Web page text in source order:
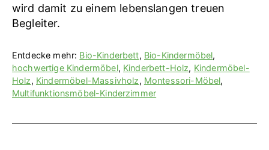
wird damit zu einem lebenslangen treuen
Begleiter.
Entdecke mehr: Bio-Kinderbett, Bio-Kindermöbel,
hochwertige Kindermöbel, Kinderbett-Holz, Kindermöbel-
Holz, Kindermöbel-Massivholz, Montessori-Möbel,
Multifunktionsmöbel-Kinderzimmer